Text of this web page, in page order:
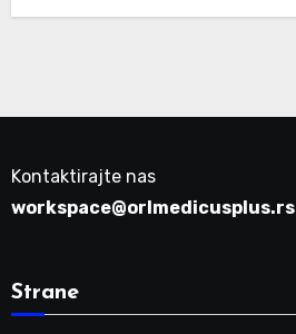
Kontaktirajte nas
workspace@orlmedicusplus.rs
Strane